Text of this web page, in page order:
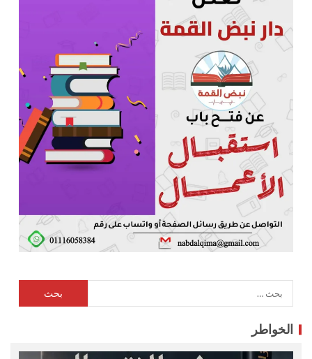
الخواطر